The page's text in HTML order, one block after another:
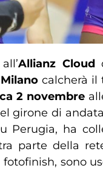
Allianz Cloud
calcherà il
2 novembre
girone di
Perugia, ha
parte della
sono